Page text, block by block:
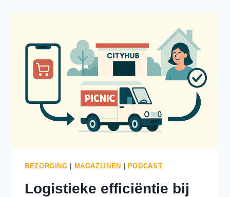
EN
CORNELISSEN
AL
25
JAAR
INNOVEREN
BEZORGING MAGAZIJNEN PODCAST
Logistieke efficiëntie bij